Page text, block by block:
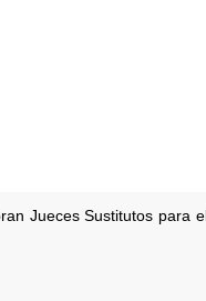
Jueces Sustitutos para el